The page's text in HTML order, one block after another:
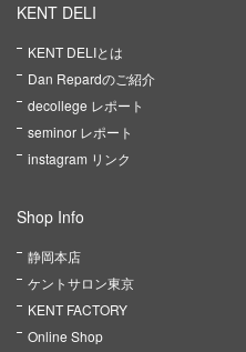
KENT DELI
KENT DELIとは
Dan Repardのご紹介
decollege レポート
seminor レポート
instagram リンク
Shop Info
静岡本店
ケントサロン東京
KENT FACTORY
Online Shop